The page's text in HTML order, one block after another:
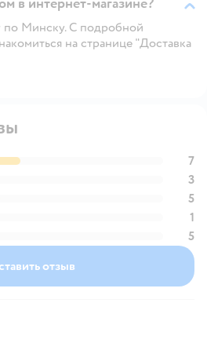
по Минску. С подробной
на странице "Доставка
7
3
5
1
5
отзыв